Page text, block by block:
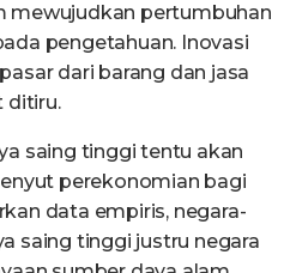
mewujudkan pertumbuhan
pengetahuan. Inovasi
dari barang dan jasa
ditiru.
saing tinggi tentu akan
perekonomian bagi
data empiris, negara-
saing tinggi justru negara